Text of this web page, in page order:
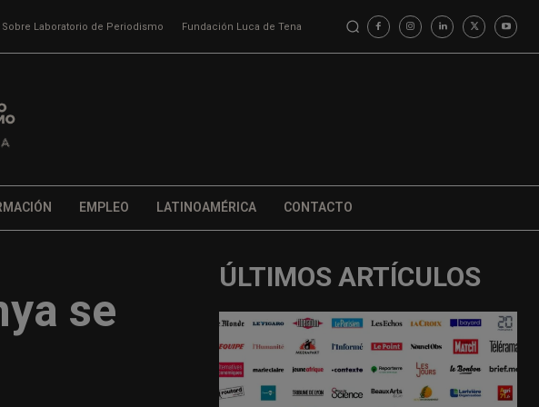
Sobre Laboratorio de Periodismo Fundación Luca de Tena
EMPLEO LATINOAMÉRICA CONTACTO
se
ÚLTIMOS ARTÍCULOS